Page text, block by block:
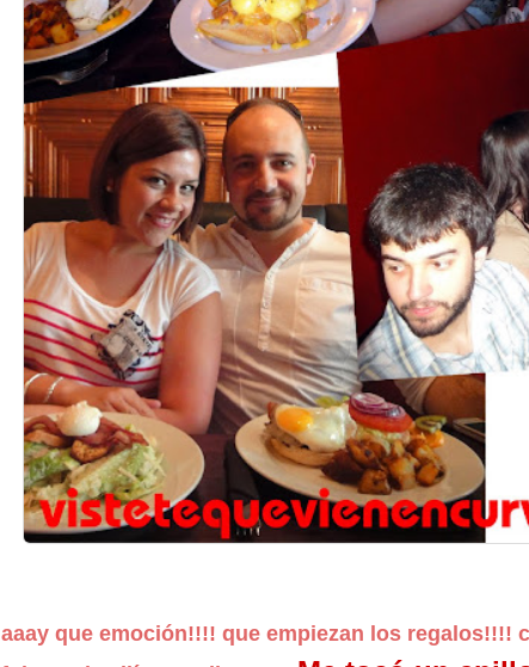
aaay que emoción!!!! que empiezan los regalos!!!!